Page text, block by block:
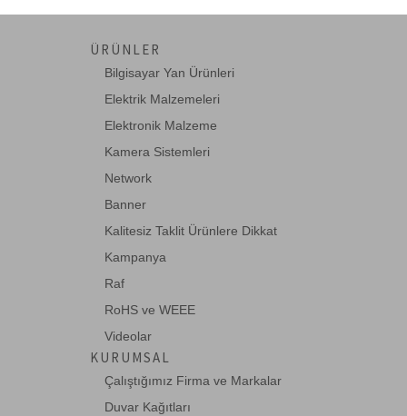
DSG-Canusa
EASY COM
ednet
EETools
Formrack
Fujitsu
Haikon
HIKVISION
ÜRÜNLER
Bilgisayar Yan Ürünleri
Elektrik Malzemeleri
Elektronik Malzeme
Kamera Sistemleri
Network
Banner
Kalitesiz Taklit Ürünlere Dikkat
Kampanya
Raf
RoHS ve WEEE
Videolar
KURUMSAL
Çalıştığımız Firma ve Markalar
Duvar Kağıtları